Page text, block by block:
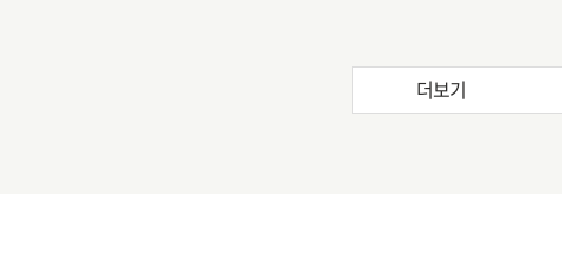
더보기